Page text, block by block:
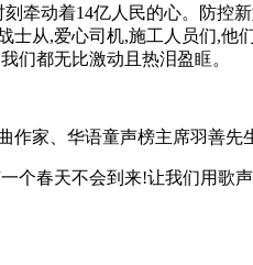
牵动着14亿人民的心。防控
士从,爱心司机,施工人员们,
们都无比激动且热泪盈眶。
家、华语童声榜主席羽善先
春天不会到来!让我们用歌